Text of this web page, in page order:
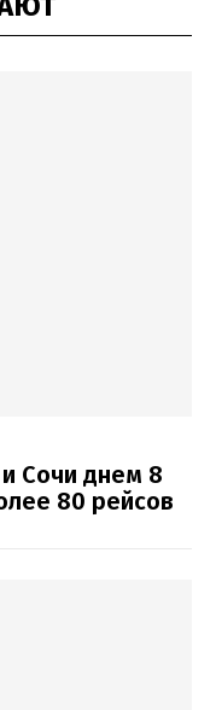
Сочи днем 8
80 рейсов